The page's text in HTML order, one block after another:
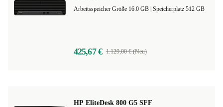
Speicherplatz 512 GB
425,67 € 1.129,00 € (Neu)
HP EliteDesk 800 G5 SFF